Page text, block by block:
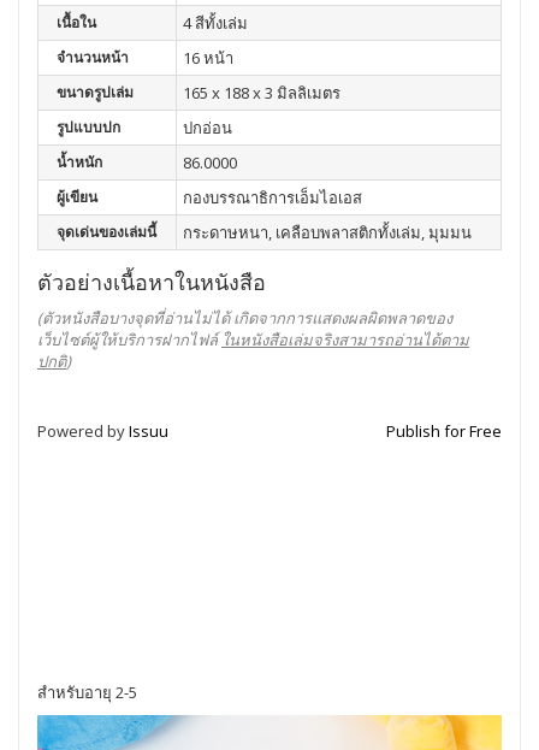
เนื้อใน 4 สีทั้งเล่ม
จำนวนหน้า 16 หน้า
ขนาดรูปเล่ม 165 x 188 x 3 มิลลิเมตร
รูปแบบปก ปกอ่อน
น้ำหนัก 86.0000
ผู้เขียน กองบรรณาธิการเอ็มไอเอส
จุดเด่นของเล่มนี้ กระดาษหนา, เคลือบพลาสติกทั้งเล่ม, มุมมน
ตัวอย่างเนื้อหาในหนังสือ
(ตัวหนังสือบางจุดที่อ่านไม่ได้ เกิดจากการแสดงผลผิดพลาดของ
เว็บไซต์ผู้ให้บริการฝากไฟล์ ในหนังสือเล่มจริงสามารถอ่านได้ตาม
ปกติ)
Powered byIssuu Publish for Free
สำหรับอายุ 2-5